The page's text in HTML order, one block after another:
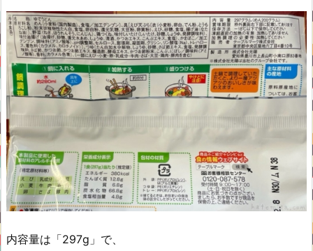
内容量は「297g」で、